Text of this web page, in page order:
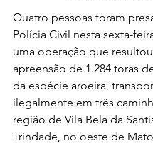
Quatro pessoas foram
Polícia Civil nesta sexta-
uma operação que
apreensão de 1.284 toras
da espécie aroeira,
ilegalmente em três
região de Vila Bela da
Trindade, no oeste de